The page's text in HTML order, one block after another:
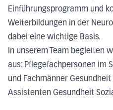
Einführungsprogramm und
Weiterbildungen in der
dabei eine wichtige Basis.
In unserem Team begleiten
aus: Pflegefachpersonen im
und Fachmänner
Assistenten Gesundheit